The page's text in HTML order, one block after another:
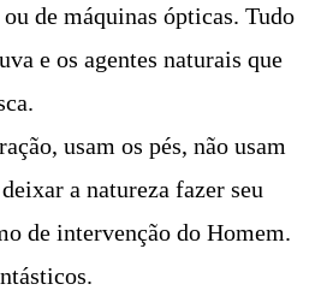
de máquinas ópticas. Tudo
e os agentes naturais que
usam os pés, não usam
a natureza fazer seu
de intervenção do Homem.